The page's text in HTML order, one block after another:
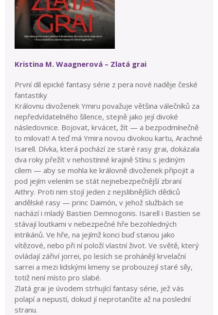
Kristina M. Waagnerová – Zlatá grai
První díl epické fantasy série z pera nové naděje české
fantastiky
Královnu divoženek Ymiru považuje většina válečníků za
nepředvídatelného šílence, stejně jako její divoké
následovnice. Bojovat, krvácet, žít — a bezpodmínečně
to milovat! A teď má Ymira novou divokou kartu, Arachné
Isarell. Dívka, která pochází ze staré rasy grai, dokázala
dva roky přežít v nehostinné krajině Stínu s jediným
cílem — aby se mohla ke královně divoženek připojit a
pod jejím velením se stát nejnebezpečnější zbraní
Aithry. Proti nim stojí jeden z nejslibnějších dědiců
andělské rasy — princ Daimón, v jehož službách se
nachází i mladý Bastien Demnogonis. Isarell i Bastien se
stávají loutkami v nebezpečné hře bezohledných
intrikánů. Ve hře, na jejímž konci buď stanou jako
vítězové, nebo při ní položí vlastní život. Ve světě, který
ovládají zářiví jorrei, po lesích se prohánějí krvelační
sarrei a mezi lidskými kmeny se probouzejí staré síly,
totiž není místo pro slabé.
Zlatá grai je úvodem strhující fantasy série, jež vás
polapí a nepustí, dokud jí neprotančíte až na poslední
stranu.